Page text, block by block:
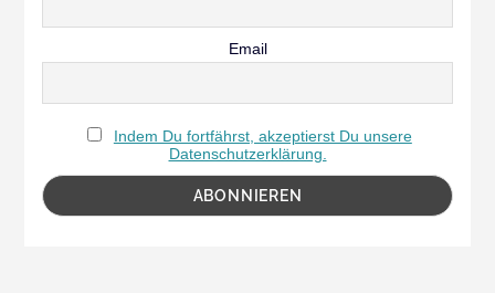
Email
Indem Du fortfährst, akzeptierst Du unsere
Datenschutzerklärung.